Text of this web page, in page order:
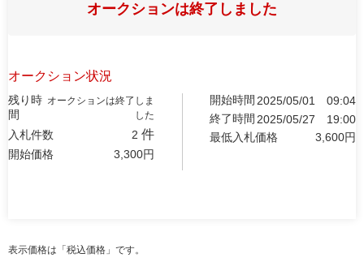
オークションは終了しました
オークション状況
残り時
間
オークションは終了しま
した
入札件数 2 件
開始価格 3,300円
開始時間 2025/05/01
09:04
終了時間 2025/05/27
19:00
最低入札価格
3,600円
表示価格は「税込価格」です。